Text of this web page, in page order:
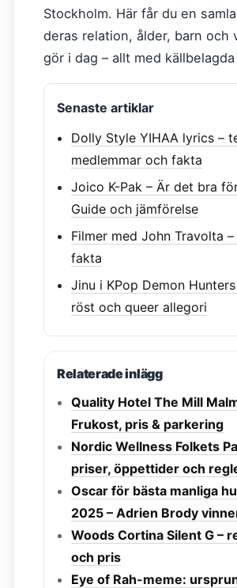
Stockholm. Här får du en
deras relation, ålder, barn och
gör i dag – allt med
Senaste artiklar
Dolly Style YIHAA lyrics –
medlemmar och fakta
Joico K-Pak – Är det bra
Guide och jämförelse
Filmer med John Travolta
fakta
Jinu i KPop Demon
röst och queer allegori
Relaterade inlägg
Quality Hotel The Mill
Frukost, pris & parkering
Nordic Wellness Folkets
priser, öppettider och
Oscar för bästa manliga
2025 – Adrien Brody
Woods Cortina Silent G –
och pris
Eye of Rah-meme: